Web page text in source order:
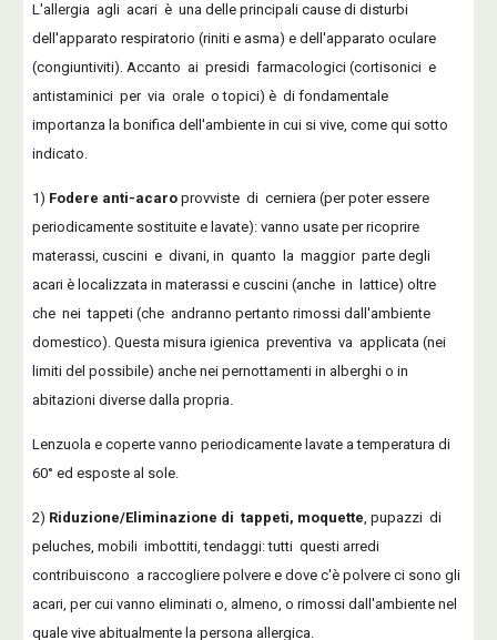
L'allergia agli acari è una delle principali cause di disturbi
dell'apparato respiratorio (riniti e asma) e dell'apparato oculare
(congiuntiviti). Accanto ai presidi farmacologici (cortisonici e
antistaminici per via orale o topici) è di fondamentale
importanza la bonifica dell'ambiente in cui si vive, come qui sotto
indicato.
1) Fodere anti-acaroprovviste di cerniera (per poter essere
periodicamente sostituite e lavate): vanno usate per ricoprire
materassi, cuscini e divani, in quanto la maggior parte degli
acari è localizzata in materassi e cuscini (anche in lattice) oltre
che nei tappeti (che andranno pertanto rimossi dall'ambiente
domestico). Questa misura igienica preventiva va applicata (nei
limiti del possibile) anche nei pernottamenti in alberghi o in
abitazioni diverse dalla propria.
Lenzuola e coperte vanno periodicamente lavate a temperatura di
60° ed esposte al sole.
2) Riduzione/Eliminazione di tappeti, moquette, pupazzi di
peluches, mobili imbottiti, tendaggi: tutti questi arredi
contribuiscono a raccogliere polvere e dove c'è polvere ci sono gli
acari, per cui vanno eliminati o, almeno, o rimossi dall'ambiente nel
quale vive abitualmente la persona allergica.